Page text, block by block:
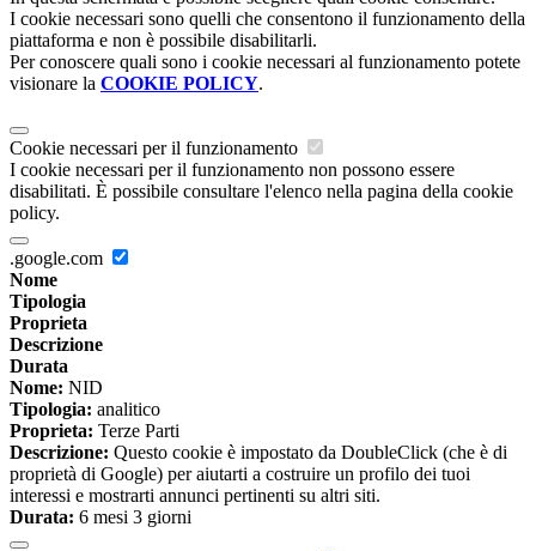
I cookie necessari sono quelli che consentono il funzionamento della
piattaforma e non è possibile disabilitarli.
Per conoscere quali sono i cookie necessari al funzionamento potete
visionare la COOKIE POLICY.
Cookie necessari per il funzionamento
I cookie necessari per il funzionamento non possono essere
disabilitati. È possibile consultare l'elenco nella pagina della cookie
policy.
.google.com
Nome
Tipologia
Proprieta
Descrizione
Durata
Nome: NID
Tipologia: analitico
Proprieta: Terze Parti
Descrizione: Questo cookie è impostato da DoubleClick (che è di
proprietà di Google) per aiutarti a costruire un profilo dei tuoi
interessi e mostrarti annunci pertinenti su altri siti.
Durata: 6 mesi 3 giorni